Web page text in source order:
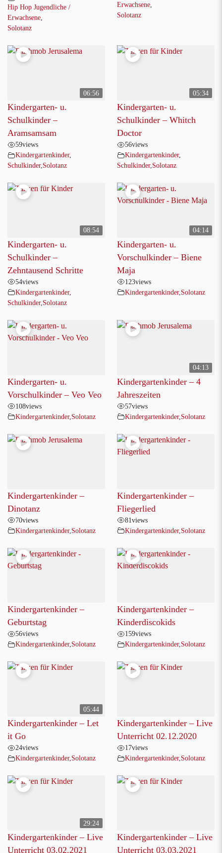
Hip Hop Jugendliche /
Erwachsene,
Solotanz
Erwachsene,
Solotanz
06:56
Kindergarten- u.
Schulkinder –
Aramsamsam
59views
Kindergartenkinder,
Schulkinder, Solotanz
05:34
Kindergarten- u.
Schulkinder – Whitch
Doctor
56views
Kindergartenkinder,
Schulkinder, Solotanz
08:54
Kindergarten- u.
Schulkinder –
Zehntausend Schritte
54views
Kindergartenkinder,
Schulkinder, Solotanz
04:14
Kindergarten- u.
Vorschulkinder – Biene
Maja
123views
Kindergartenkinder, Solotanz
Kindergarten- u.
Vorschulkinder – Veo Veo
108views
Kindergartenkinder, Solotanz
04:13
Kindergartenkinder – 4
Jahreszeiten
57views
Kindergartenkinder, Solotanz
Kindergartenkinder –
Dinotanz
70views
Kindergartenkinder, Solotanz
Kindergartenkinder –
Fliegerlied
81views
Kindergartenkinder, Solotanz
Kindergartenkinder –
Geburtstag
56views
Kindergartenkinder,Solotanz
Kindergartenkinder –
Kinderdiscokids
159views
Kindergartenkinder,Solotanz
05:44
Kindergartenkinder – Let
it Go
24views
Kindergartenkinder, Solotanz
Kindergartenkinder – Live
Unterricht 02.12.2020
17views
Kindergartenkinder, Solotanz
29:24
Kindergartenkinder – Live
Unterricht 03.02.2021
Kindergartenkinder – Live
Unterricht 03.03.2021